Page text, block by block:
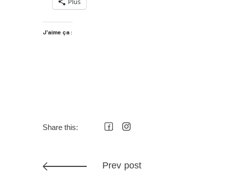
J’aime ça :
Share this:
Prev post